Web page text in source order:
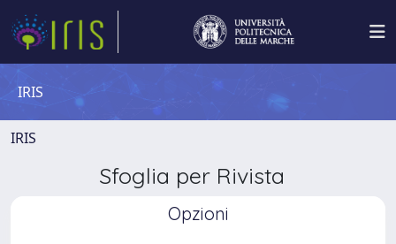
IRIS
IRIS
Sfoglia per Rivista
Opzioni